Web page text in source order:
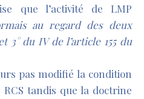
que l’activité de LMP
au regard des deux
3° du IV de l’article 155 du
pas modifié la condition
tandis que la doctrine